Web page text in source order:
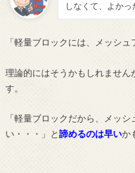
しなくて、よかっ
「軽量ブロックには、メッシュ
理論的にはそうかもしれません
す。
「軽量ブロックだから、メッ
い・・・」と諦めるのは早いか